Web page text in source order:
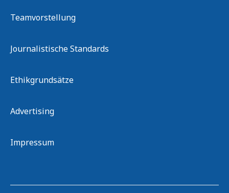
Teamvorstellung
Journalistische Standards
Ethikgrundsätze
Advertising
Impressum